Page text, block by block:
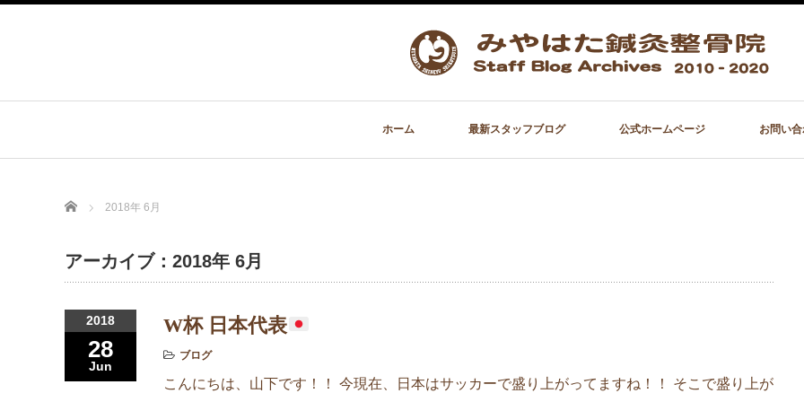
ホーム 最新スタッフブログ 公式ホームページ お問い
Home 2018年 6月
アーカイブ：2018年 6月
2018
28
Jun
W杯 日本代表
ブログ
こんにちは、山下です！！ 今現在、日本はサッカーで盛り上がってますね！！ そこで盛り上が